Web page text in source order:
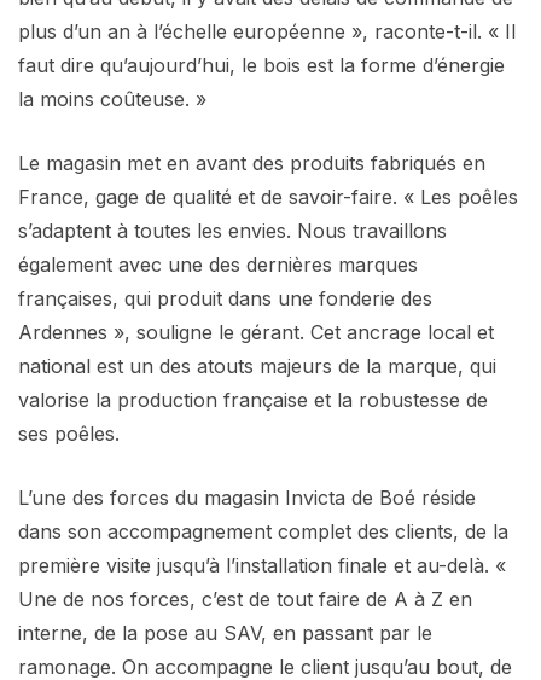
plus d’un an à l’échelle européenne », raconte-t-il. « Il
faut dire qu’aujourd’hui, le bois est la forme d’énergie
la moins coûteuse. »
Le magasin met en avant des produits fabriqués en
France, gage de qualité et de savoir-faire. « Les poêles
s’adaptent à toutes les envies. Nous travaillons
également avec une des dernières marques
françaises, qui produit dans une fonderie des
Ardennes », souligne le gérant. Cet ancrage local et
national est un des atouts majeurs de la marque, qui
valorise la production française et la robustesse de
ses poêles.
L’une des forces du magasin Invicta de Boé réside
dans son accompagnement complet des clients, de la
première visite jusqu’à l’installation finale et au-delà. «
Une de nos forces, c’est de tout faire de A à Z en
interne, de la pose au SAV, en passant par le
ramonage. On accompagne le client jusqu’au bout, de